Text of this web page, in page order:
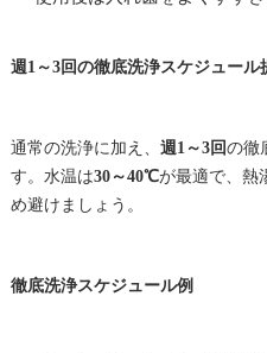
週1～3回の徹底洗浄スケジュール
通常の洗浄に加え、 週1～3回の徹
す。水温は30～40℃が最適で、熱
め避けましょう。
徹底洗浄スケジュール例